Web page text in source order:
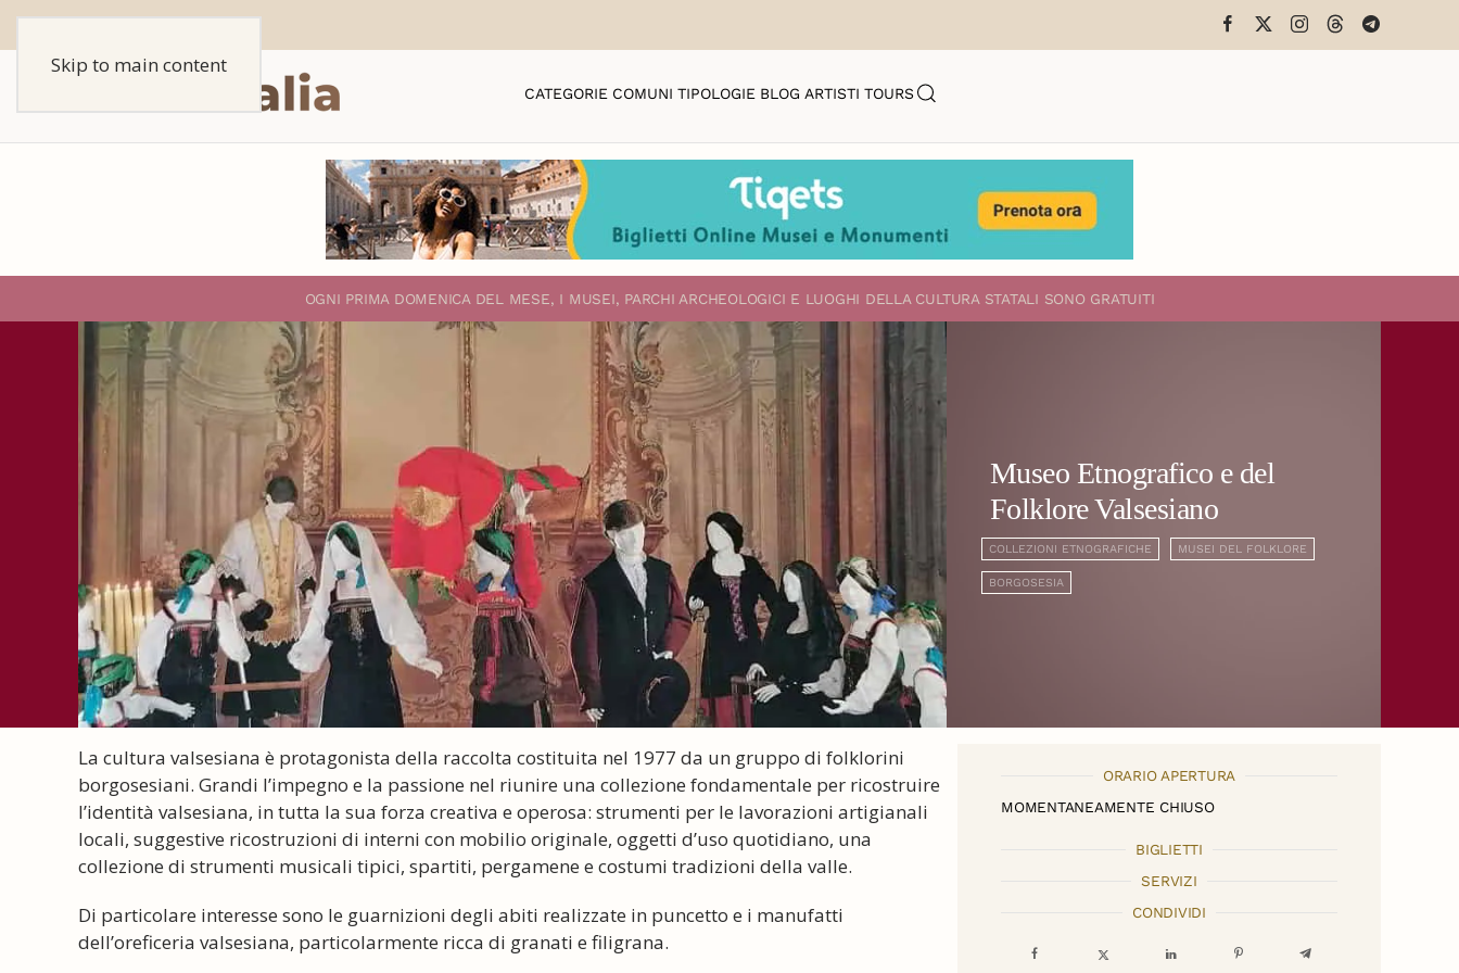
Skip to main content
CATEGORIE COMUNI TIPOLOGIE BLOG ARTISTI TOURS
OGNI PRIMA DOMENICA DEL MESE, I MUSEI, PARCHI ARCHEOLOGICI E LUOGHI DELLA CULTURA STATALI SONO GRATUITI
Museo Etnografico e del
Folklore Valsesiano
COLLEZIONI ETNOGRAFICHE MUSEI DEL FOLKLORE
BORGOSESIA
La cultura valsesiana è protagonista della raccolta costituita nel 1977 da un gruppo di folklorini
borgosesiani. Grandi l’impegno e la passione nel riunire una collezione fondamentale per ricostruire
l’identità valsesiana, in tutta la sua forza creativa e operosa: strumenti per le lavorazioni artigianali
locali, suggestive ricostruzioni di interni con mobilio originale, oggetti d’uso quotidiano, una
collezione di strumenti musicali tipici, spartiti, pergamene e costumi tradizioni della valle.
Di particolare interesse sono le guarnizioni degli abiti realizzate in puncetto e i manufatti
dell’oreficeria valsesiana, particolarmente ricca di granati e filigrana.
ORARIO APERTURA
MOMENTANEAMENTE CHIUSO
BIGLIETTI
SERVIZI
CONDIVIDI